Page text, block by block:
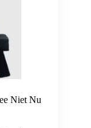
Niet Nu